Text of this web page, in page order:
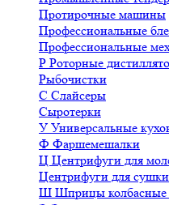
Протирочные машины
Профессиональные
Профессиональные
Р Роторные
Рыбочистки
С Слайсеры
Сыротерки
У Универсальные
Ф Фаршемешалки
Ц Центрифуги для
Центрифуги для сушки
Ш Шприцы колбасные